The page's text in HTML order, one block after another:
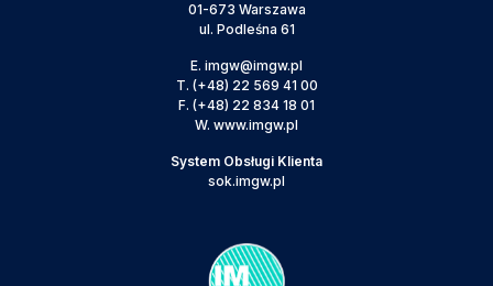
01-673 Warszawa
ul. Podleśna 61
E. imgw@imgw.pl
T. (+48) 22 569 41 00
F. (+48) 22 834 18 01
W. www.imgw.pl
System Obsługi Klienta
sok.imgw.pl